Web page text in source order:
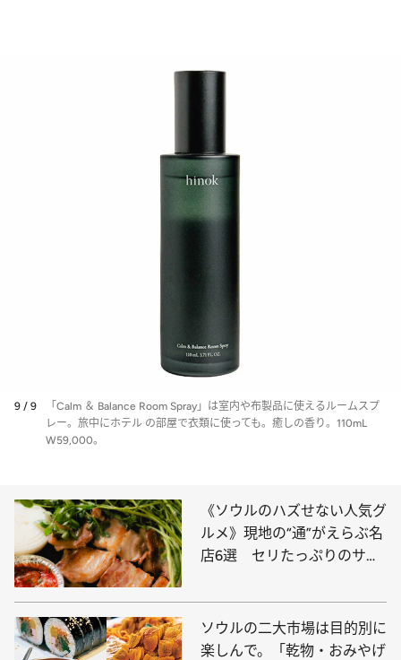
9 / 9
「Calm ＆ Balance Room Spray」は室内や布製品に使えるルームスプ
レー。旅中にホテル の部屋で衣類に使っても。癒しの香り。110mL
W59,000。
《ソウルのハズせない人気グ
ルメ》現地の“通”がえらぶ名
店6選 セリたっぷりのサム
ゴマすいとん」はもう食べ
た？
ソウルの二大市場は目的別に
楽しんで。「乾物・おみやげ